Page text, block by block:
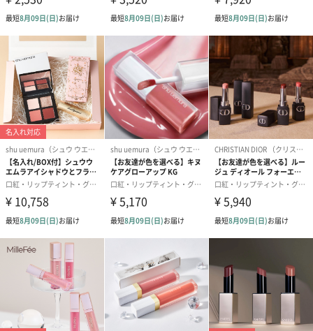
本物のお花をリップに使用した特徴的な商品を発売し、世界で一
躍有名になったブランド。本物のお花を使用しているため同じ商
品はなく、手作業による製造。量産ができない希少価値の高い商
品を展開中。そのため、ギフトで使用されるお客様が多いブラン
ドです。
また、高い技術力を生かしたメイクアップ商品も展開しており、
今後も注目のブランドです。見た目の可愛さだけでなく、品質
性、機能性が更に優れた商品を多数ご用意しています。
タンプの取り扱いは正規品のみ！ご安心ください
「カイリジュメイ」は香港発のコスメブランドです。”人気ブラン
ドだから、非正規品も流通しているのでは？” そんな不安の声をお
伺いすることがあります。
タンプで取り扱っているカイリジュメイの商品はすべて正規品で